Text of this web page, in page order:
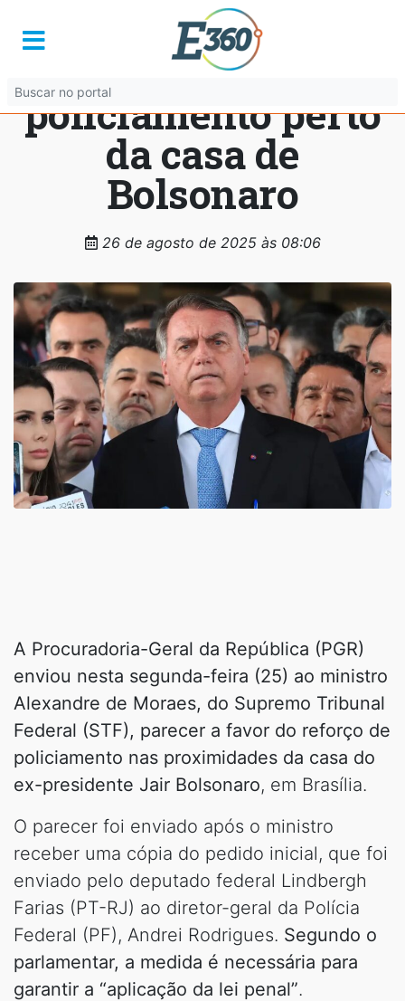
PGR defende
reforço de
policiamento perto
da casa de
Bolsonaro
26 de agosto de 2025 às 08:06
A Procuradoria-Geral da República (PGR)
enviou nesta segunda-feira (25) ao ministro
Alexandre de Moraes, do Supremo Tribunal
Federal (STF), parecer a favor do reforço de
policiamento nas proximidades da casa do
ex-presidente Jair Bolsonaro, em Brasília.
O parecer foi enviado após o ministro
receber uma cópia do pedido inicial, que foi
enviado pelo deputado federal Lindbergh
Farias (PT-RJ) ao diretor-geral da Polícia
Federal (PF), Andrei Rodrigues. Segundo o
parlamentar, a medida é necessária para
garantir a “aplicação da lei penal”.